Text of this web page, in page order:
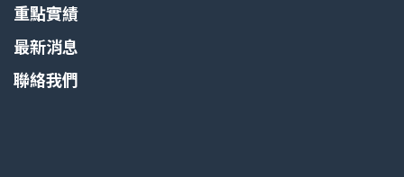
重點實績
最新消息
聯絡我們